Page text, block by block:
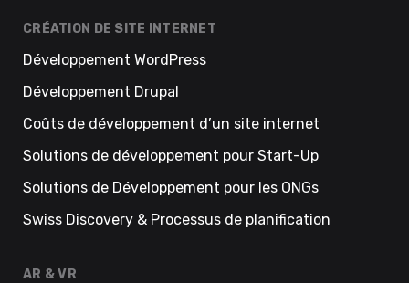
CRÉATION DE SITE INTERNET
Développement WordPress
Développement Drupal
Coûts de développement d’un site internet
Solutions de développement pour Start-Up
Solutions de Développement pour les ONGs
Swiss Discovery & Processus de planification
AR & VR